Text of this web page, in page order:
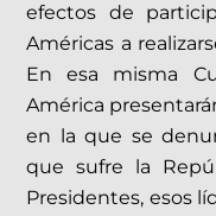
efectos de
Américas a
En esa misma
América
en la que se
que sufre la
Presidentes, esos